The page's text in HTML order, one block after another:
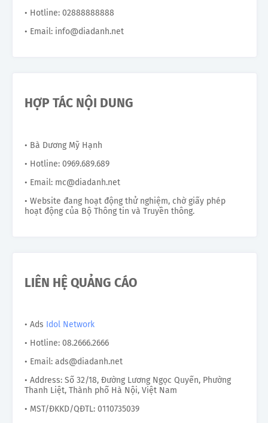
• Hotline: 02888888888
• Email: info@diadanh.net
HỢP TÁC NỘI DUNG
• Bà Dương Mỹ Hạnh
• Hotline: 0969.689.689
• Email: mc@diadanh.net
• Website đang hoạt động thử nghiệm, chờ giấy phép
hoạt động của Bộ Thông tin và Truyền thông.
LIÊN HỆ QUẢNG CÁO
• Ads Idol Network
• Hotline: 08.2666.2666
• Email: ads@diadanh.net
• Address: Số 32/18, Đường Lương Ngọc Quyến, Phường
Thanh Liệt, Thành phố Hà Nội, Việt Nam
• MST/ĐKKD/QĐTL: 0110735039